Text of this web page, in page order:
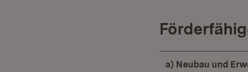
a) Neubau und